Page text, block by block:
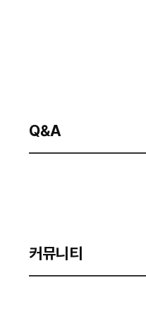
Q&A
커뮤니티